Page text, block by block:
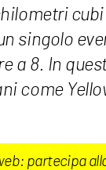
singolo
a 8. In
come
partecipa